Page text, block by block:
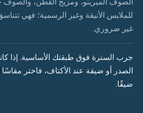
للملابس الأنيقة وغير الرسمية؛ فهي
غير ضروري.
جرب السترة فوق طبقتك الأساسية. إذا
الصدر أو ضيقة عند الأكتاف، فاختر
ضيقًا.